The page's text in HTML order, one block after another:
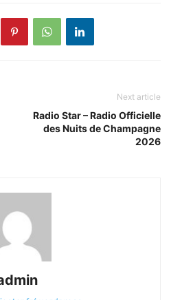
Next article
Radio Star – Radio Officielle
des Nuits de Champagne
2026